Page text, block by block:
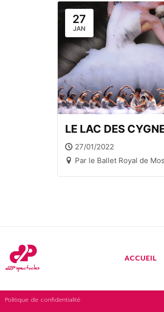
27
JAN
LE LAC DES
27/01/2022
Par le Ballet Royal de
ACCUEIL
Politique de confidentialité